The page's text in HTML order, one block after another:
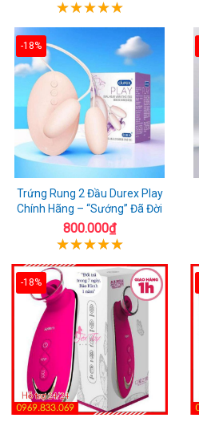
-18%
Trứng Rung 2 Đầu Durex Play
Chính Hãng – “Sướng” Đã Đời
800.000₫
-18%